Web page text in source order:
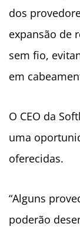
dos
expansão de
sem fio,
em
O CEO da
uma
oferecidas.
“Alguns
poderão